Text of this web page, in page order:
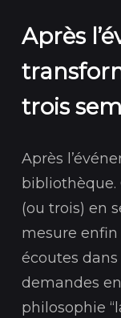
Après
trois
Après
bibliothèque.
(ou trois) en
mesure enfin
écoutes
demandes
philosophie